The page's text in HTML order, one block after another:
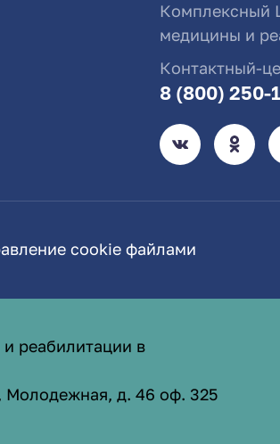
Комплексный
медицины и
Контактный-
8 (800) 250-
cookie файлами
реабилитации в
Молодежная, д. 46 оф. 325